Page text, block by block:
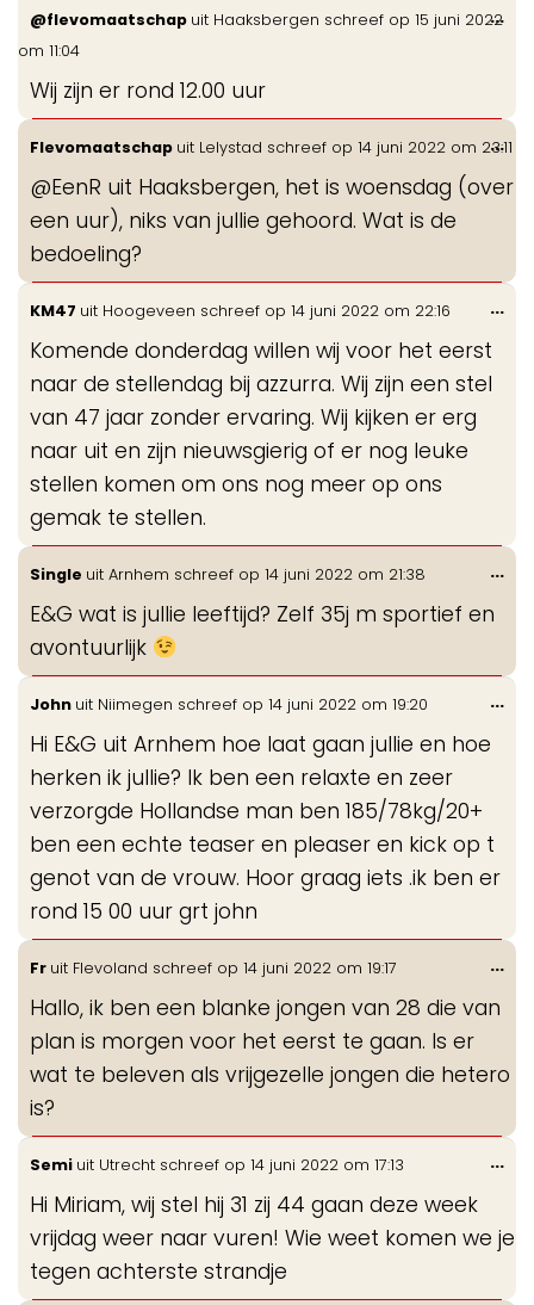
@flevomaatschap uit Haaksbergen schreef op 15 juni 2022
om 11:04
Wij zijn er rond 12.00 uur
...
Flevomaatschap uit Lelystad schreef op 14 juni 2022 om 23:11
@EenR uit Haaksbergen, het is woensdag (over
een uur), niks van jullie gehoord. Wat is de
bedoeling?
...
KM47 uit Hoogeveen schreef op 14 juni 2022 om 22:16
Komende donderdag willen wij voor het eerst
naar de stellendag bij azzurra. Wij zijn een stel
van 47 jaar zonder ervaring. Wij kijken er erg
naar uit en zijn nieuwsgierig of er nog leuke
stellen komen om ons nog meer op ons
gemak te stellen.
...
Single uit Arnhem schreef op 14 juni 2022 om 21:38
E&G wat is jullie leeftijd? Zelf 35j m sportief en
avontuurlijk
...
John uit Niimegen schreef op 14 juni 2022 om 19:20
Hi E&G uit Arnhem hoe laat gaan jullie en hoe
herken ik jullie? Ik ben een relaxte en zeer
verzorgde Hollandse man ben 185/78kg/20+
ben een echte teaser en pleaser en kick op t
genot van de vrouw. Hoor graag iets .ik ben er
rond 15 00 uur grt john
...
Fr uit Flevoland schreef op 14 juni 2022 om 19:17
Hallo, ik ben een blanke jongen van 28 die van
plan is morgen voor het eerst te gaan. Is er
wat te beleven als vrijgezelle jongen die hetero
is?
...
Semi uit Utrecht schreef op 14 juni 2022 om 17:13
Hi Miriam, wij stel hij 31 zij 44 gaan deze week
vrijdag weer naar vuren! Wie weet komen we je
tegen achterste strandje
...